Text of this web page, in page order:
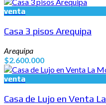
venta
Casa 3 pisos Arequipa
Arequipa
$2.600.000
venta
Casa de Lujo en Venta